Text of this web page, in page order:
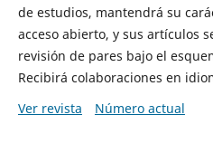
de estudios, mantendrá su
acceso abierto, y sus artículos
revisión de pares bajo el
Recibirá colaboraciones en
Ver revista
Número actual